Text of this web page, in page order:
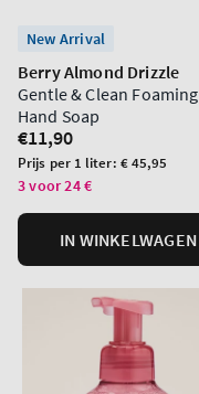
New Arrival
Berry Almond Drizzle
Gentle & Clean Foaming
Hand Soap
Normale
prijs
€11,90
Prijs
per
Prijs per 1 liter: € 45,95
3 voor 24 €
IN WINKELWAGEN